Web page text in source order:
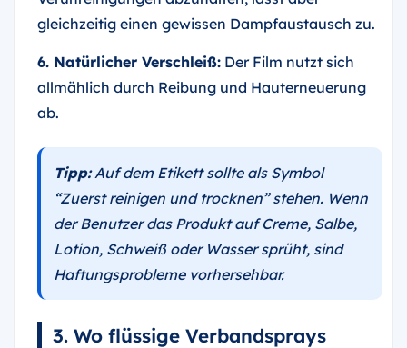
gleichzeitig einen gewissen Dampfaustausch zu.
6. Natürlicher Verschleiß: Der Film nutzt sich
allmählich durch Reibung und Hauterneuerung
ab.
Tipp:Auf dem Etikett sollte als Symbol
“Zuerst reinigen und trocknen” stehen. Wenn
der Benutzer das Produkt auf Creme, Salbe,
Lotion, Schweiß oder Wasser sprüht, sind
Haftungsprobleme vorhersehbar.
3. Wo flüssige Verbandsprays